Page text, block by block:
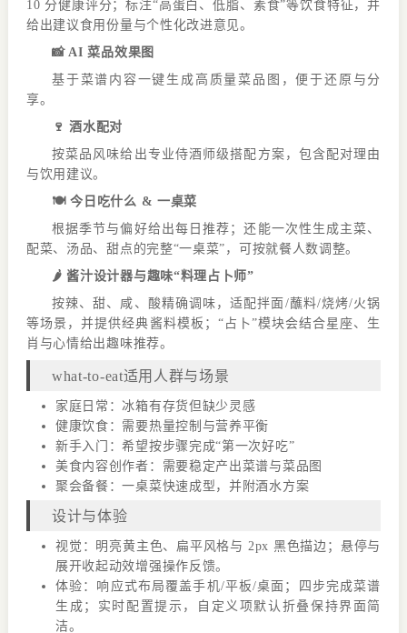
10 分健康评分；标注“高蛋白、低脂、素食”等饮食特征，并
给出建议食用份量与个性化改进意见。
📸 AI 菜品效果图
基于菜谱内容一键生成高质量菜品图，便于还原与分
享。
🍷 酒水配对
按菜品风味给出专业侍酒师级搭配方案，包含配对理由
与饮用建议。
🍽️ 今日吃什么 & 一桌菜
根据季节与偏好给出每日推荐；还能一次性生成主菜、
配菜、汤品、甜点的完整“一桌菜”，可按就餐人数调整。
🌶️ 酱汁设计器与趣味“料理占卜师”
按辣、甜、咸、酸精确调味，适配拌面/蘸料/烧烤/火锅
等场景，并提供经典酱料模板；“占卜”模块会结合星座、生
肖与心情给出趣味推荐。
what-to-eat适用人群与场景
家庭日常：冰箱有存货但缺少灵感
健康饮食：需要热量控制与营养平衡
新手入门：希望按步骤完成“第一次好吃”
美食内容创作者：需要稳定产出菜谱与菜品图
聚会备餐：一桌菜快速成型，并附酒水方案
设计与体验
视觉：明亮黄主色、扁平风格与 2px 黑色描边；悬停与
展开收起动效增强操作反馈。
体验：响应式布局覆盖手机/平板/桌面；四步完成菜谱
生成；实时配置提示，自定义项默认折叠保持界面简
洁。